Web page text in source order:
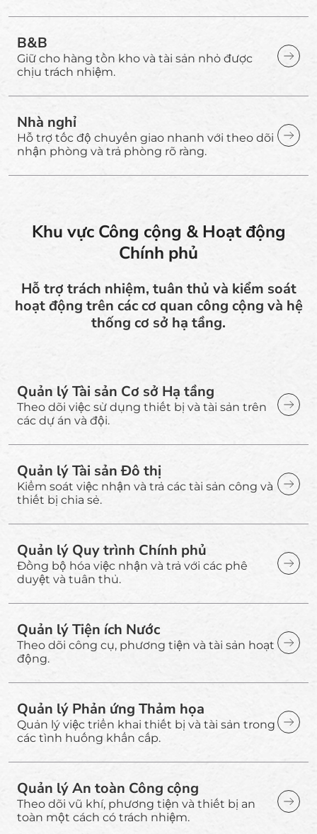
B&B
Giữ cho hàng tồn kho và tài sản nhỏ được
chịu trách nhiệm.
Nhà nghỉ
Hỗ trợ tốc độ chuyển giao nhanh với theo dõi
nhận phòng và trả phòng rõ ràng.
Khu vực Công cộng & Hoạt động
Chính phủ
Hỗ trợ trách nhiệm, tuân thủ và kiểm soát
hoạt động trên các cơ quan công cộng và hệ
thống cơ sở hạ tầng.
Quản lý Tài sản Cơ sở Hạ tầng
Theo dõi việc sử dụng thiết bị và tài sản trên
các dự án và đội.
Quản lý Tài sản Đô thị
Kiểm soát việc nhận và trả các tài sản công và
thiết bị chia sẻ.
Quản lý Quy trình Chính phủ
Đồng bộ hóa việc nhận và trả với các phê
duyệt và tuân thủ.
Quản lý Tiện ích Nước
Theo dõi công cụ, phương tiện và tài sản hoạt
động.
Quản lý Phản ứng Thảm họa
Quản lý việc triển khai thiết bị và tài sản trong
các tình huống khẩn cấp.
Quản lý An toàn Công cộng
Theo dõi vũ khí, phương tiện và thiết bị an
toàn một cách có trách nhiệm.